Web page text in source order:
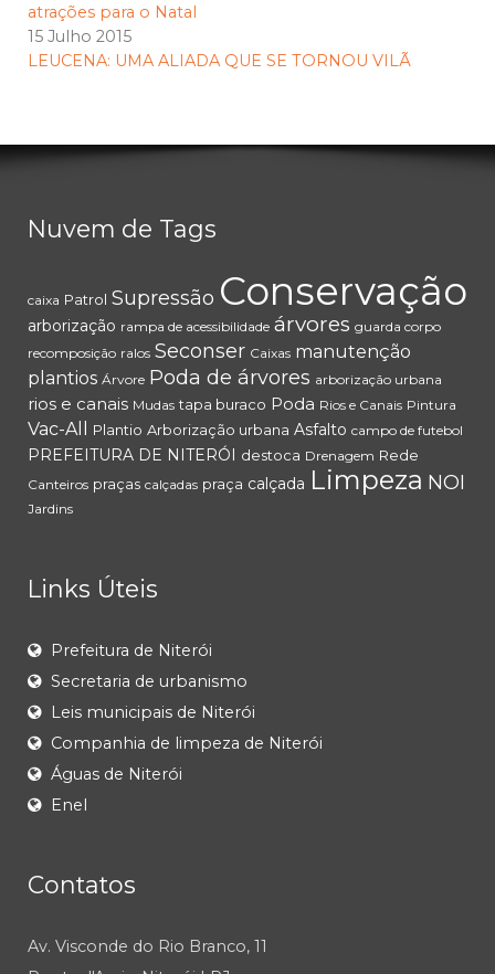
atrações para o Natal
15 Julho 2015
LEUCENA: UMA ALIADA QUE SE TORNOU VILÃ
Nuvem de Tags
caixa Patrol Supressão Conservação
arborização rampa de acessibilidade árvores guarda corpo
recomposição ralos Seconser Caixas manutenção
plantios Árvore Poda de árvores arborização urbana
rios e canais Mudas tapa buraco Poda Rios e Canais Pintura
Vac-All Plantio Arborização urbana Asfalto campo de futebol
PREFEITURA DE NITERÓI destoca Drenagem Rede
Canteiros praças calçadas praça calçada Limpeza NOI
Jardins
Links Úteis
Prefeitura de Niterói
Secretaria de urbanismo
Leis municipais de Niterói
Companhia de limpeza de Niterói
Águas de Niterói
Enel
Contatos
Av. Visconde do Rio Branco, 11